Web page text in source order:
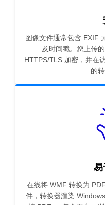
图像文件通常包含 EXIF
及时间戳。您上传
HTTPS/TLS 加密，并在
的
易
在线将 WMF 转换为
件，转换器渲染